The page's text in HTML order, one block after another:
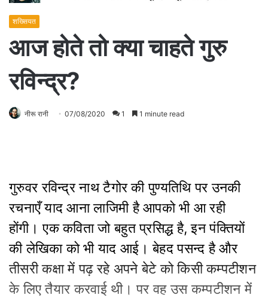
शख्सियत
आज होते तो क्या चाहते गुरु
रविन्द्र?
नीरू रानी 07/08/2020 1 1 minute read
गुरुवर रविन्द्र नाथ टैगोर की पुण्यतिथि पर उनकी
रचनाएँ याद आना लाजिमी है आपको भी आ रही
होंगी। एक कविता जो बहुत प्रसिद्ध है, इन पंक्तियों
की लेखिका को भी याद आई। बेहद पसन्द है और
तीसरी कक्षा में पढ़ रहे अपने बेटे को किसी कम्पटीशन
के लिए तैयार करवाई थी। पर वह उस कम्पटीशन में